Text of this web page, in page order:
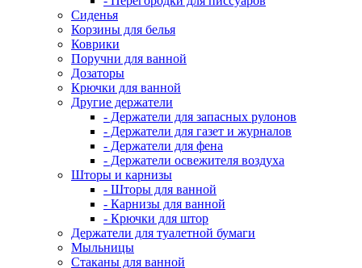
Сиденья
Корзины для белья
Коврики
Поручни для ванной
Дозаторы
Крючки для ванной
Другие держатели
- Держатели для запасных рулонов
- Держатели для газет и журналов
- Держатели для фена
- Держатели освежителя воздуха
Шторы и карнизы
- Шторы для ванной
- Карнизы для ванной
- Крючки для штор
Держатели для туалетной бумаги
Мыльницы
Стаканы для ванной